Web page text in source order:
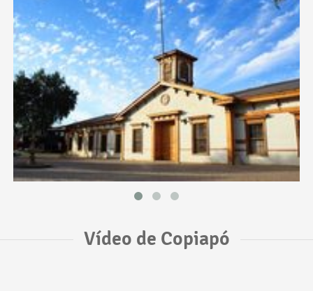
Vídeo de Copiapó